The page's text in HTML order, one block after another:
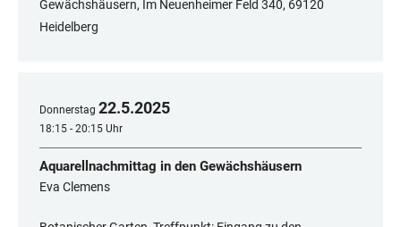
Gewächshäusern, Im Neuenheimer Feld 340, 69120
Heidelberg
Donnerstag 22.5.2025
18:15 - 20:15 Uhr
Aquarellnachmittag in den Gewächshäusern
Eva Clemens